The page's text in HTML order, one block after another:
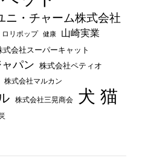
ニ・チャーム株式会社
ロリポップ 健康 山崎実業
式会社スーパーキャット
パン 株式会社ペティオ
株式会社マルカン
株式会社三晃商会 犬 猫